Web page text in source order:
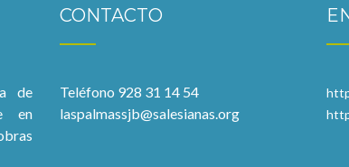
de
en
CONTACTO
Teléfono 928 31 14 54
laspalmassjb@salesianas.org